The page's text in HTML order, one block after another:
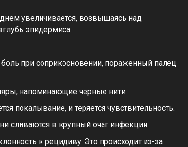
увеличивается, возвышаясь над
эпидермиса.
при соприкосновении, пораженный палец
напоминающие черные нити.
покалывание, и теряется чувствительность.
сливаются в крупный очаг инфекции.
к рецидиву. Это происходит из-за